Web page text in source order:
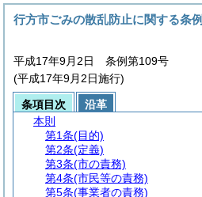
行方市ごみの散乱防止に関する条例
平成17年9月2日 条例第109号
(平成17年9月2日施行)
条項目次
沿革
本則
第1条(目的)
第2条(定義)
第3条(市の責務)
第4条(市民等の責務)
第5条(事業者の責務)